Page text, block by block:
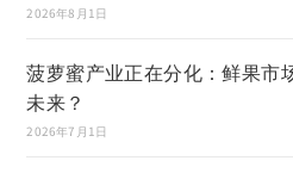
2026年8月1日
菠萝蜜产业正在分化：鲜果市
未来？
2026年7月1日